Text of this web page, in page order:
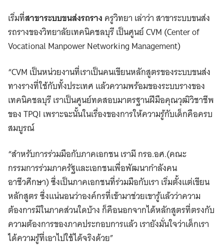
เริ่มที่สาขาระบบขนส่งรถราง ครูวิทยา เล่าว่า สาขาระบบขนส่ง
รถรางของวิทยาลัยเทคนิคชลบุรี เป็นศูนย์ CVM (Center of
Vocational Manpower Networking Management)
“CVM เป็นหน่วยงานที่เราเป็นคนเขียนหลักสูตรของระบบขนส่ง
ทางรางที่ใช้กับทั้งประเทศ แล้วความพร้อมของระบบรางของ
เทคนิคชลบุรี เราเป็นศูนย์ทดสอบมาตรฐานฝีมือคุณวุฒิวิชาชีพ
ของ TPQI เพราะฉะนั้นในเรื่องของการให้ความรู้กับเด็กคือครบ
สมบูรณ์
“สำหรับการร่วมมือกับภาคเอกชน เรามี กรอ.อศ.(คณะ
กรรมการร่วมภาครัฐและเอกชนเพื่อพัฒนากำลังคน
อาชีวศึกษา) ซึ่งเป็นภาคเอกชนที่ร่วมมือกับเรา เริ่มตั้งแต่เขียน
หลักสูตร ซึ่งแน่นอนว่าองค์กรที่เข้ามาช่วยเขารู้แล้วว่าความ
ต้องการมีในภาคส่วนใดบ้าง ก็คือนอกจากได้หลักสูตรที่ตรงกับ
ความต้องการของภาคประกอบการแล้ว เรายังมั่นใจว่าเด็กเรา
ได้ความรู้ที่เอาไปใช้ได้จริงด้วย”